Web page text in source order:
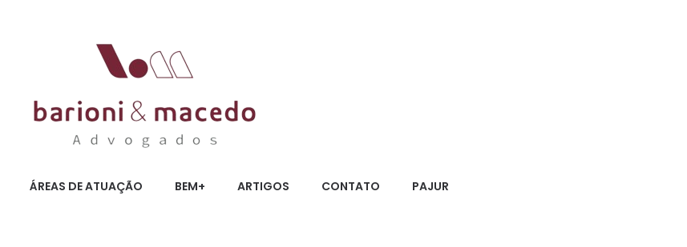
ÁREAS DE ATUAÇÃO BEM+ ARTIGOS CONTATO PAJUR